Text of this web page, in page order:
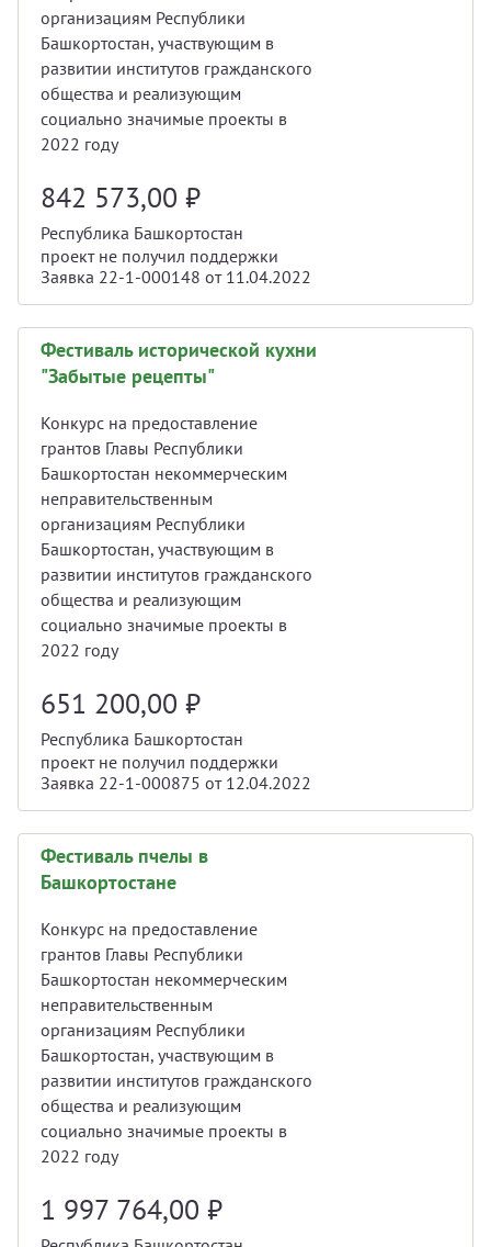
организациям Республики
Башкортостан, участвующим в
развитии институтов гражданского
общества и реализующим
социально значимые проекты в
2022 году
842 573,00 ₽
Республика Башкортостан
проект не получил поддержки
Заявка 22-1-000148 от 11.04.2022
Фестиваль исторической кухни
"Забытые рецепты"
Конкурс на предоставление
грантов Главы Республики
Башкортостан некоммерческим
неправительственным
организациям Республики
Башкортостан, участвующим в
развитии институтов гражданского
общества и реализующим
социально значимые проекты в
2022 году
651 200,00 ₽
Республика Башкортостан
проект не получил поддержки
Заявка 22-1-000875 от 12.04.2022
Фестиваль пчелы в
Башкортостане
Конкурс на предоставление
грантов Главы Республики
Башкортостан некоммерческим
неправительственным
организациям Республики
Башкортостан, участвующим в
развитии институтов гражданского
общества и реализующим
социально значимые проекты в
2022 году
1 997 764,00 ₽